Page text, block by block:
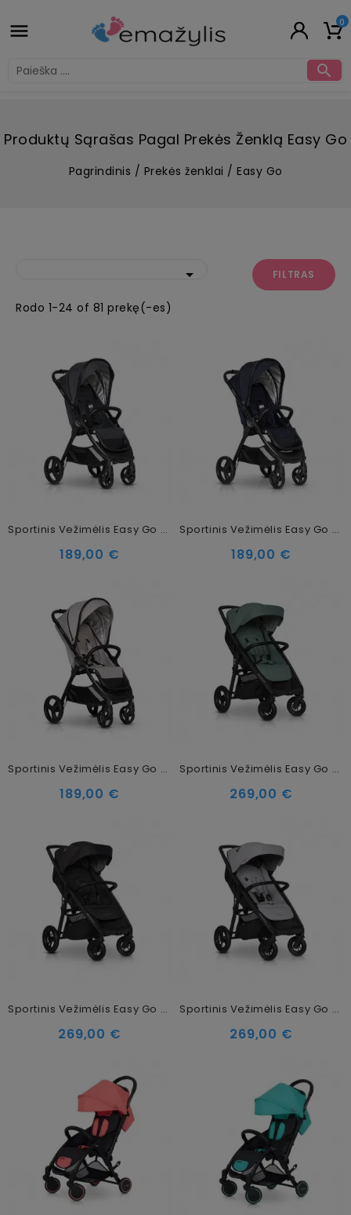
 0

Produktų Sąrašas Pagal Prekės Ženklą Easy Go
Pagrindinis Prekės ženklai Easy Go
 FILTRAS
Rodo 1-24 of 81 prekę(-es)
Sportinis Vežimėlis Easy Go Canny Coal
189,00 €
Sportinis Vežimėlis Easy Go Canny Cosmic Blue
189,00 €
Sportinis Vežimėlis Easy Go Canny Pearl
189,00 €
Sportinis Vežimėlis Easy Go Quantum Agava
269,00 €
Sportinis Vežimėlis Easy Go Quantum Basalt
269,00 €
Sportinis Vežimėlis Easy Go Quantum Pearl
269,00 €